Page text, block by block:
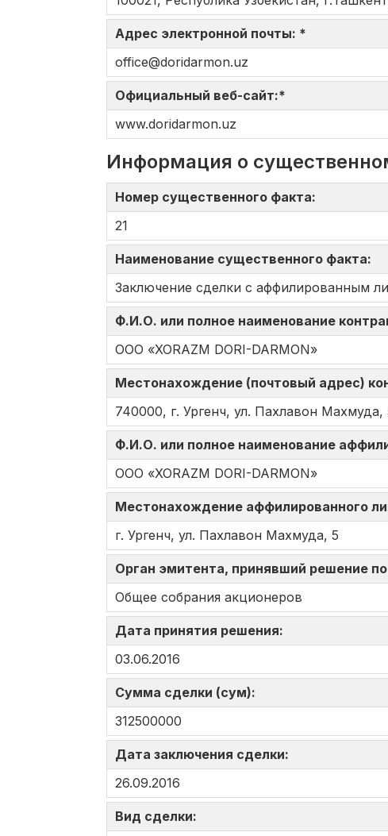
Адрес электронной почты: *
office@doridarmon.uz
Официальный веб-сайт:*
www.doridarmon.uz
Информация о
Номер существенного факта:
21
Наименование существенного факта:
Заключение сделки с аффилированным
Ф.И.О. или полное наименование
ООО «XORAZM DORI-DARMON»
Местонахождение (почтовый адрес)
740000, г. Ургенч, ул. Пахлавон Махмуда,
Ф.И.О. или полное наименование
ООО «XORAZM DORI-DARMON»
Местонахождение аффилированного
г. Ургенч, ул. Пахлавон Махмуда, 5
Орган эмитента, принявший решение
Общее собрания акционеров
Дата принятия решения:
03.06.2016
Сумма сделки (сум):
312500000
Дата заключения сделки:
26.09.2016
Вид сделки: